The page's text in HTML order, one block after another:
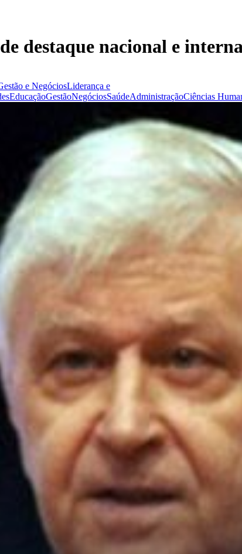
destaque nacional e
e NegóciosLiderança e
EducaçãoGestãoNegóciosSaúdeAdministraçãoCiências